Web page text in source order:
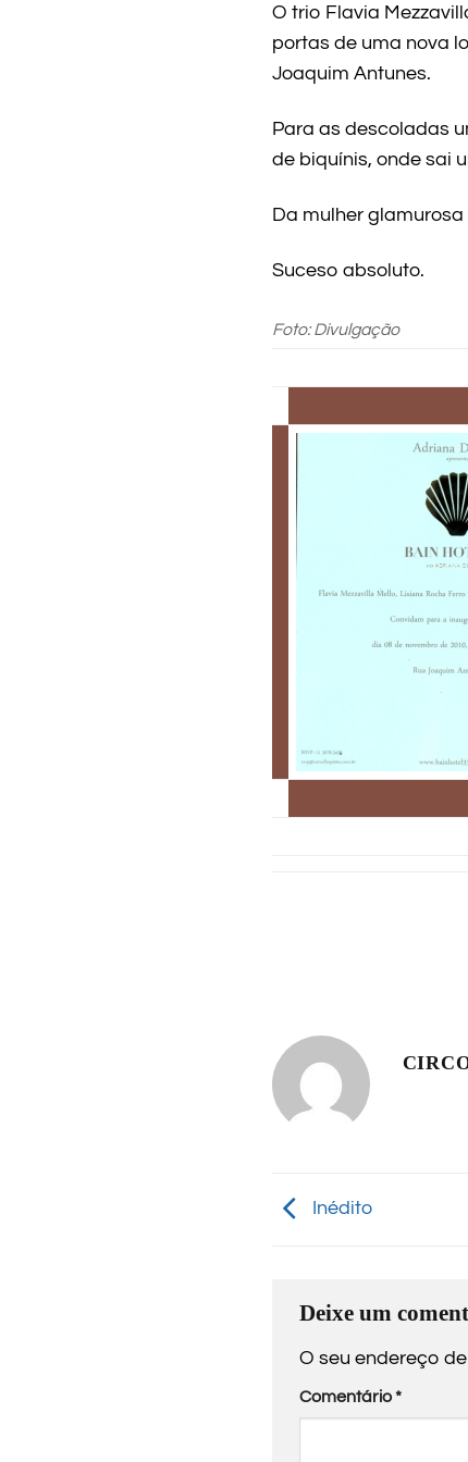
O trio Flavia
portas de uma nova
Joaquim Antunes.
Para as descoladas
de biquínis, onde sai
Da mulher
Suceso absoluto.
Foto: Divulgação
Inédito
Deixe um
O seu endereço
Comentário*